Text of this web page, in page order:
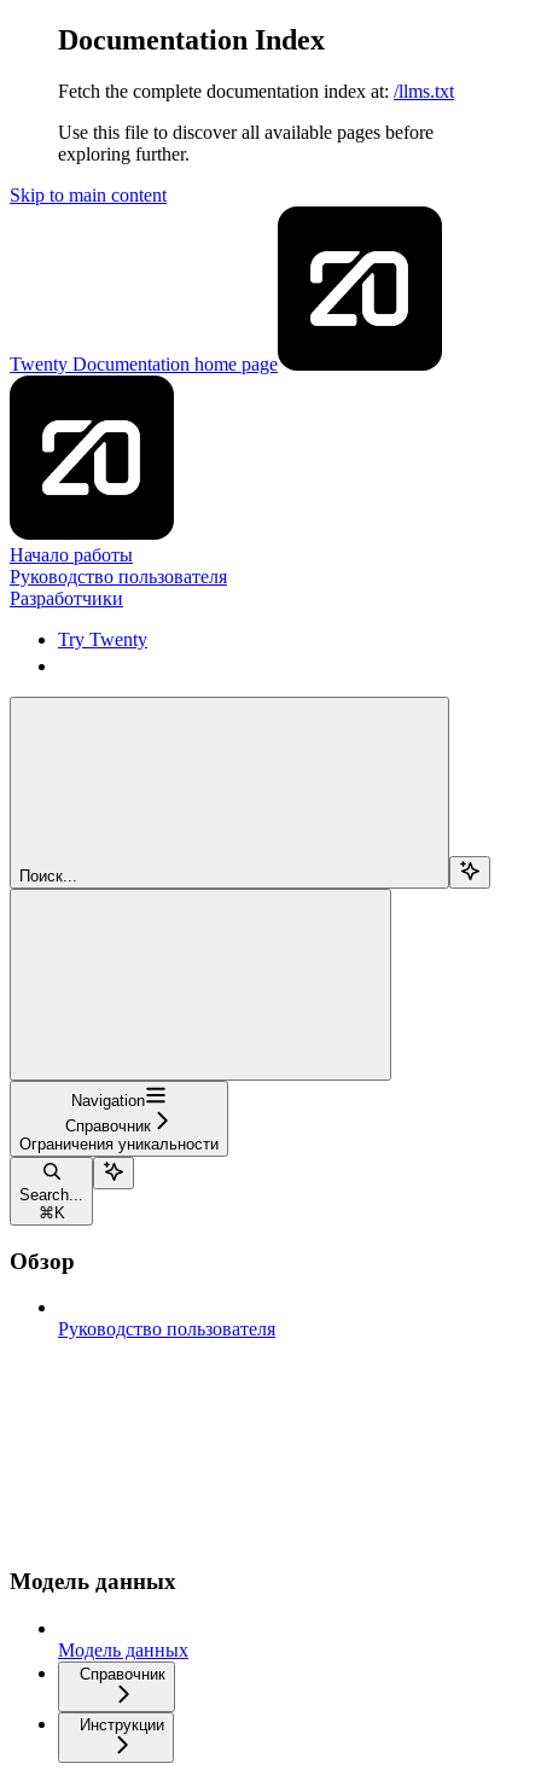
Documentation Index
Fetch the complete documentation index at: /llms.txt
Use this file to discover all available pages before
exploring further.
Skip to main content
Twenty Documentation home page
Начало работы
Руководство пользователя
Разработчики
Try Twenty
Поиск...
Navigation
Справочник
Ограничения уникальности
Search...
⌘ K
Обзор
Руководство пользователя
Модель данных
Модель данных
Справочник
Инструкции